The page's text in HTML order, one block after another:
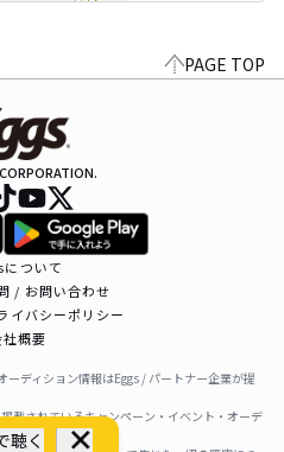
聴く
PAGE TOP
について
/ お問い合わせ
イバシーポリシー
社概要
ディション情報はEggs / パートナー企業が提
載されているキャンペーン・イベント・オーデ